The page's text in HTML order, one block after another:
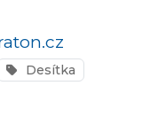
Desítka